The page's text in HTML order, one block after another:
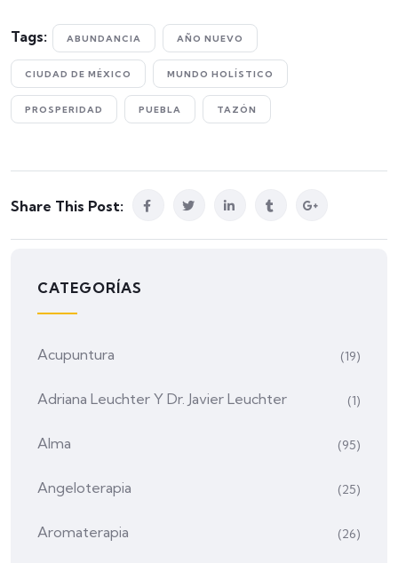
Tags: ABUNDANCIA AÑO NUEVO
CIUDAD DE MÉXICO MUNDO HOLÍSTICO
PROSPERIDAD PUEBLA TAZÓN
Share This Post:
CATEGORÍAS
Acupuntura (19)
Adriana Leuchter Y Dr. Javier Leuchter (1)
Alma (95)
Angeloterapia (25)
Aromaterapia (26)